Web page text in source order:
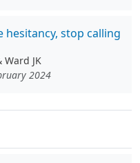
hesitancy, stop calling
Ward JK
2024